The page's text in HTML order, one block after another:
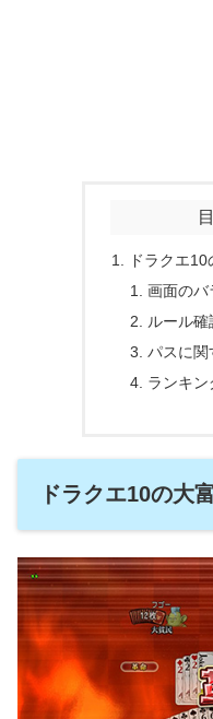
ドラクエ
画面のバ
ルール確
パスに関
ランキン
ドラクエ10の大